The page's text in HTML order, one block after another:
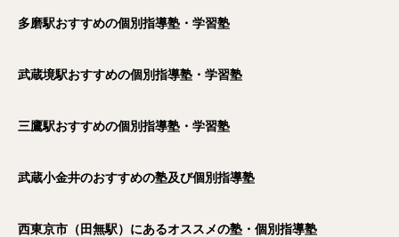
多磨駅おすすめの個別指導塾・学習塾
武蔵境駅おすすめの個別指導塾・学習塾
三鷹駅おすすめの個別指導塾・学習塾
武蔵小金井のおすすめの塾及び個別指導塾
西東京市（田無駅）にあるオススメの塾・個別指導塾